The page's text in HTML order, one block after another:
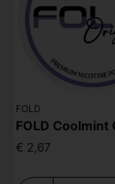
FOLD
FOLD Coolmint
€ 2,67